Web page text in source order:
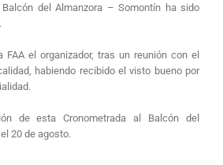
del Almanzora – Somontín ha sido
el organizador, tras un reunión con el
habiendo recibido el visto bueno por
de esta Cronometrada al Balcón del
20 de agosto.